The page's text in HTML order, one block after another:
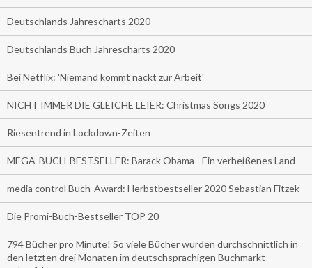
Deutschlands Jahrescharts 2020
Deutschlands Buch Jahrescharts 2020
Bei Netflix: 'Niemand kommt nackt zur Arbeit'
NICHT IMMER DIE GLEICHE LEIER: Christmas Songs 2020
Riesentrend in Lockdown-Zeiten
MEGA-BUCH-BESTSELLER: Barack Obama - Ein verheißenes Land
media control Buch-Award: Herbstbestseller 2020 Sebastian Fitzek
Die Promi-Buch-Bestseller TOP 20
794 Bücher pro Minute! So viele Bücher wurden durchschnittlich in
den letzten drei Monaten im deutschsprachigen Buchmarkt